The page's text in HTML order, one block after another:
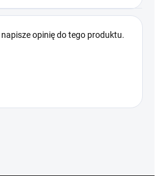
opinię do tego produktu.